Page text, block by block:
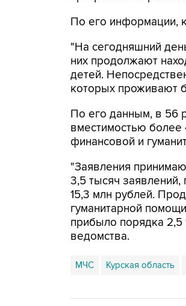
По его информации,
"На сегодняшний
них продолжают
детей.
которых проживают
По его данным, в 56
вместимостью
финансовой и
"Заявления
3,5 тысяч
15,3 млн рублей.
гуманитарной
прибыло порядка 2,5
ведомства.
МЧС Курская область